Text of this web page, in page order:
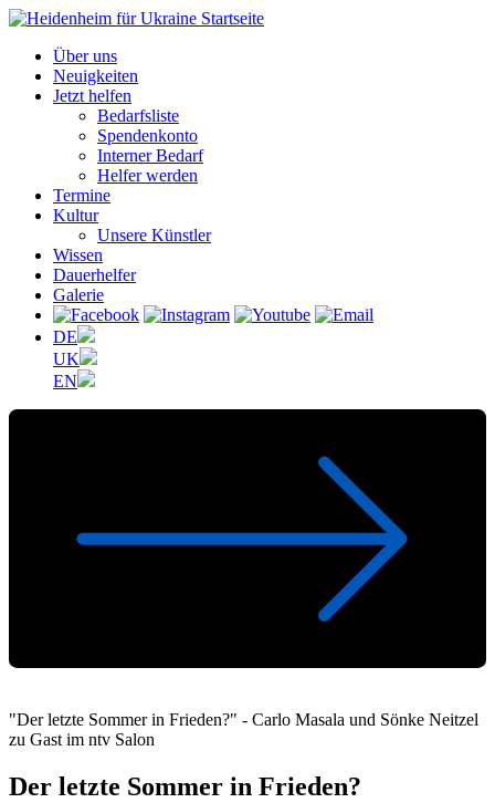
Über uns
Neuigkeiten
Jetzt helfen
Bedarfsliste
Spendenkonto
Interner Bedarf
Helfer werden
Termine
Kultur
Unsere Künstler
Wissen
Dauerhelfer
Galerie
DE
UK
EN
"Der letzte Sommer in Frieden?" - Carlo Masala und Sönke Neitzel
zu Gast im ntv Salon
Der letzte Sommer in Frieden?